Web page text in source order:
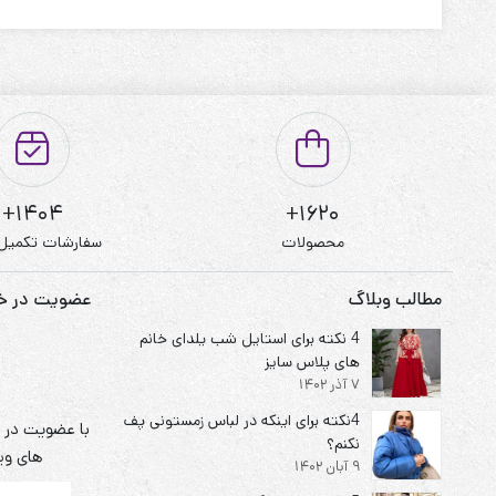
قابل شستشو:دارد
1620+
محصولات
1404+
سفارشات
مطالب وبلاگ
4 نکته برای استایل شب یلدای خانم
های پلاس سایز
7 آذر 1402
4نکته برای اینکه در لباس زمستونی پف
نکنم؟
9 آبان 1402
عضویت در
با عضویت در
های